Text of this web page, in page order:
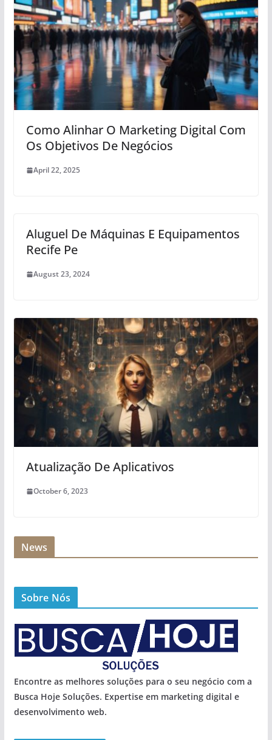
Como Alinhar O Marketing Digital Com
Os Objetivos De Negócios
April 22, 2025
Aluguel De Máquinas E Equipamentos
Recife Pe
August 23, 2024
Atualização De Aplicativos
October 6, 2023
News
Sobre Nós
Encontre as melhores soluções para o seu negócio com a
Busca Hoje Soluções. Expertise em marketing digital e
desenvolvimento web.